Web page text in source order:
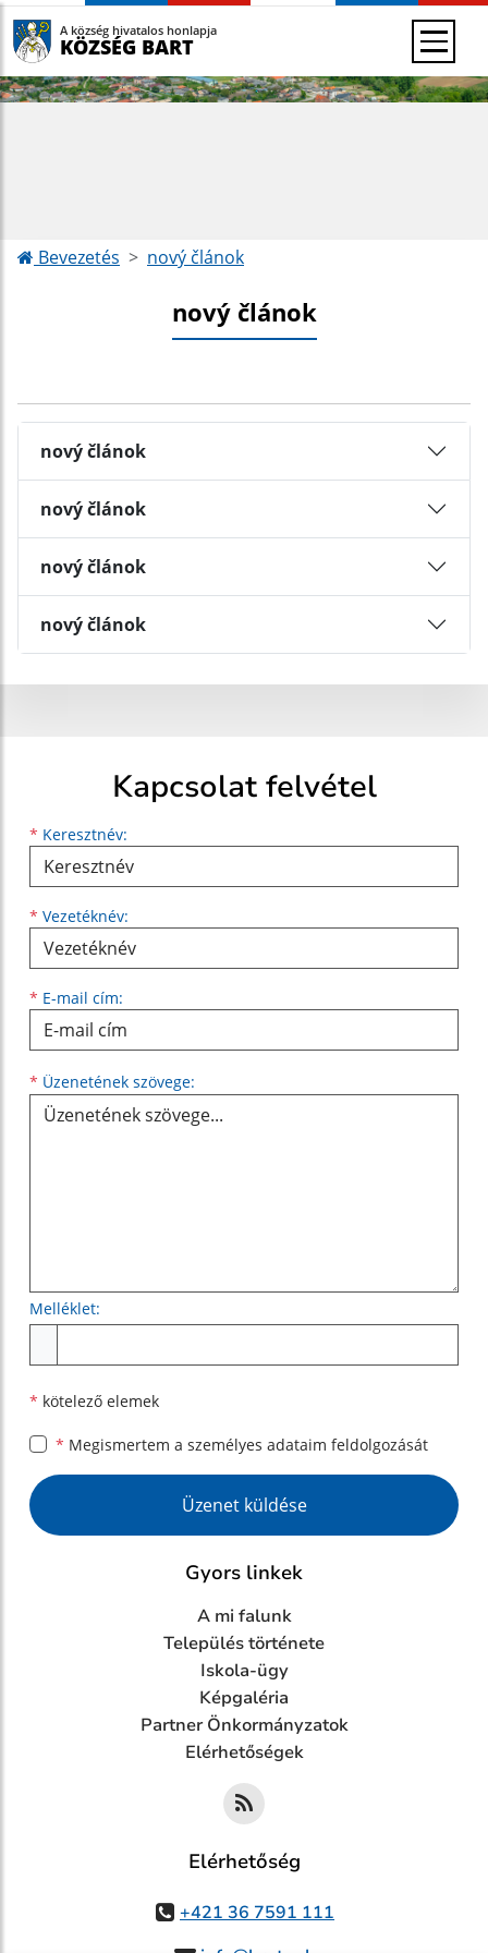
A község hivatalos honlapja
KÖZSÉG BART
Bevezetés nový článok
nový článok
nový článok
nový článok
nový článok
nový článok
Kapcsolat felvétel
* Keresztnév:
Keresztnév
* Vezetéknév:
Vezetéknév
* E-mail cím:
E-mail cím
* Üzenetének szövege:
Melléklet:
* kötelező elemek
* Megismertem a személyes adataim feldolgozását
Google reCaptcha Response
Üzenet küldése
Gyors linkek
A mi falunk
Település története
Iskola-ügy
Képgaléria
Partner Önkormányzatok
Elérhetőségek
Elérhetőség
+421 36 7591 111